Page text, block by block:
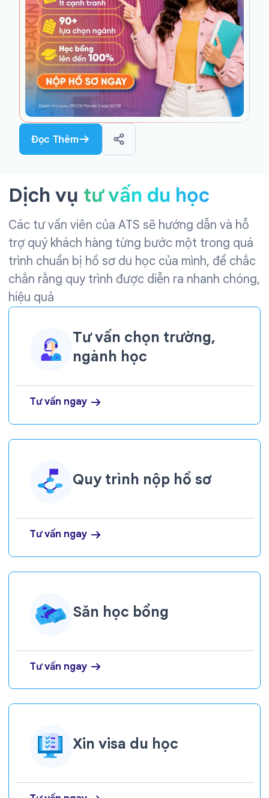
Đọc Thêm
Dịch vụ tư vấn du học
Các tư vấn viên của ATS sẽ hướng dẫn và hỗ
trợ quý khách hàng từng bước một trong quá
trình chuẩn bị hồ sơ du học của mình, để chắc
chắn rằng quy trình được diễn ra nhanh chóng,
hiệu quả
Tư vấn chọn trường,
ngành học
Tư vấn ngay
Quy trình nộp hồ sơ
Tư vấn ngay
Săn học bổng
Tư vấn ngay
Xin visa du học